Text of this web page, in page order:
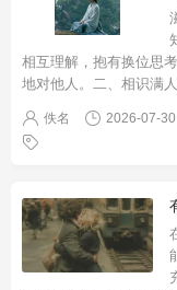
相互理解，抱有换位思
地对他人。二、相识满
佚名 2026-07-30